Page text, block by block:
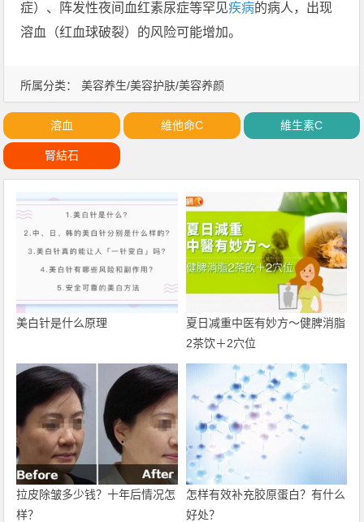
所属分类： 美容养生/美容护肤/美容养颜
症）、阵发性夜间血红素尿症等罕见疾病的病人，出现
溶血（红血球破裂）的风险可能增加。
溶血 維他命C 維生素C
腎結石
美白针是什么原理
夏日减重中医有妙方〜健脾消脂
2茶饮＋2穴位
拉皮除皱多少钱？十年后情况怎
样？
怎样有效补充胶原蛋白？有什么
好处？